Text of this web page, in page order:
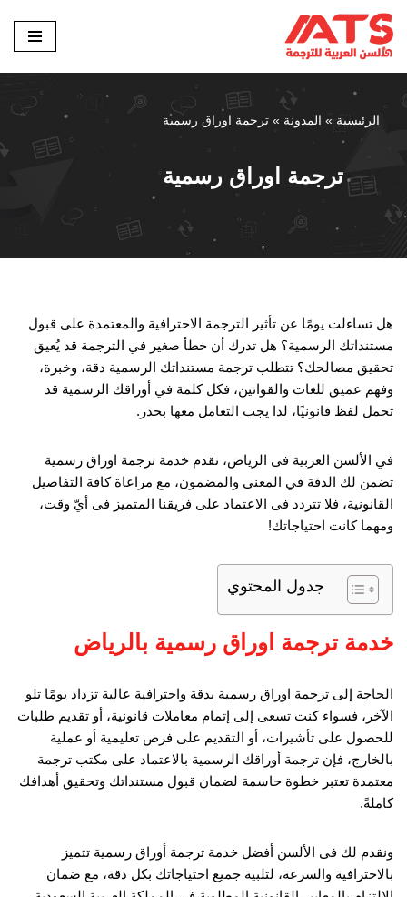
تخطى
إلى
المحتوى
الرئيسية» المدونة » ترجمة اوراق رسمية
ترجمة اوراق رسمية
هل تساءلت يومًا عن تأثير الترجمة الاحترافية والمعتمدة على قبول
مستنداتك الرسمية؟ هل تدرك أن خطأ صغير في الترجمة قد يُعيق
تحقيق مصالحك؟ تتطلب ترجمة مستنداتك الرسمية دقة، وخبرة،
وفهم عميق للغات والقوانين، فكل كلمة في أوراقك الرسمية قد
تحمل لفظ قانونيًا، لذا يجب التعامل معها بحذر.
في الألسن العربية فى الرياض، نقدم خدمة ترجمة اوراق رسمية
تضمن لك الدقة في المعنى والمضمون، مع مراعاة كافة التفاصيل
القانونية، فلا تتردد فى الاعتماد على فريقنا المتميز فى أيّ وقت،
ومهما كانت احتياجاتك!
جدول المحتوي
خدمة ترجمة اوراق رسمية بالرياض
الحاجة إلى ترجمة اوراق رسمية بدقة واحترافية عالية تزداد يومًا تلو
الآخر، فسواء كنت تسعى إلى إتمام معاملات قانونية، أو تقديم طلبات
للحصول على تأشيرات، أو التقديم على فرص تعليمية أو عملية
بالخارج، فإن ترجمة أوراقك الرسمية بالاعتماد على مكتب ترجمة
معتمدة تعتبر خطوة حاسمة لضمان قبول مستنداتك وتحقيق أهدافك
كاملةً.
ونقدم لك فى الألسن أفضل خدمة ترجمة أوراق رسمية تتميز
بالاحترافية والسرعة، لتلبية جميع احتياجاتك بكل دقة، مع ضمان